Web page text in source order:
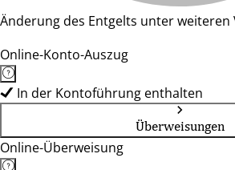
Änderung des Entgelts unter weiteren
Online-Konto-Auszug
In der Kontoführung enthalten
Überweisungen
Online-Überweisung